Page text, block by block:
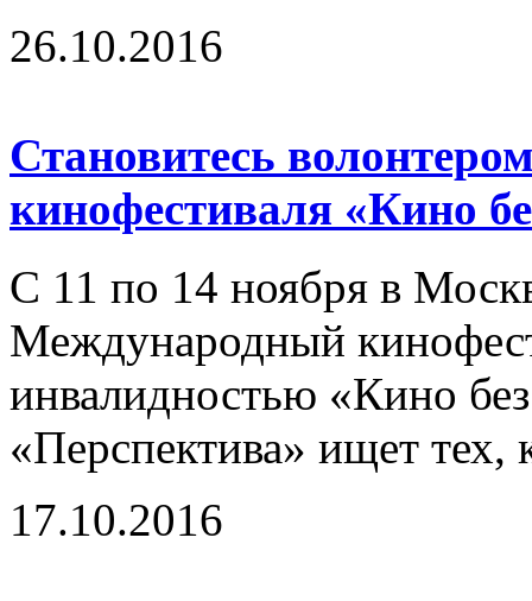
26.10.2016
Становитесь
кинофестиваля «Кино
С 11 по 14 ноября в
Международный
инвалидностью «Кино
«Перспектива» ищет тех,
17.10.2016